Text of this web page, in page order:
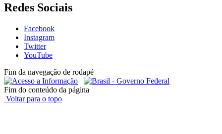
Redes Sociais
Facebook
Instagram
Twitter
YouTube
Fim da navegação de rodapé
Fim do conteúdo da página
Voltar para o topo